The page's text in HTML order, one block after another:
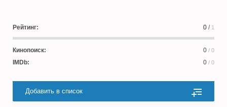
Рейтинг: 0 / 1
Кинопоиск: 0 / 0
IMDb: 0 / 0
Добавить в список